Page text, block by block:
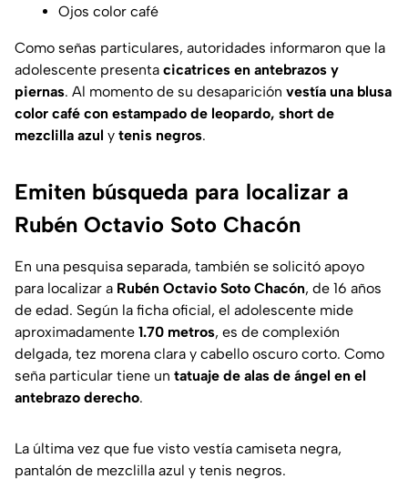
Ojos color café
Como señas particulares, autoridades informaron que la
adolescente presenta cicatrices en antebrazos y
piernas. Al momento de su desaparición vestía una blusa
color café con estampado de leopardo, short de
mezclilla azul y tenis negros.
Emiten búsqueda para localizar a
Rubén Octavio Soto Chacón
En una pesquisa separada, también se solicitó apoyo
para localizar a Rubén Octavio Soto Chacón, de 16 años
de edad. Según la ficha oficial, el adolescente mide
aproximadamente 1.70 metros, es de complexión
delgada, tez morena clara y cabello oscuro corto. Como
seña particular tiene un tatuaje de alas de ángel en el
antebrazo derecho.
La última vez que fue visto vestía camiseta negra,
pantalón de mezclilla azul y tenis negros.